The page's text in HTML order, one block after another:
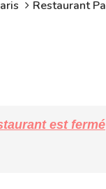
Restaurant
est fermé